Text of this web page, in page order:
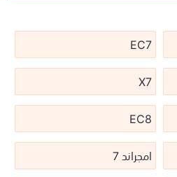
EC7
X7
EC8
امجراند 7